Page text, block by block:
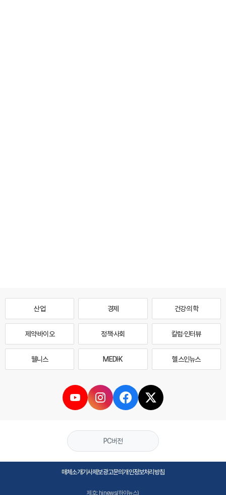
산업 경제 건강·의학
제약·바이오 정책·사회 칼럼·인터뷰
웰니스 MEDI·K 헬스인뉴스
PC버전
매체소개기사제보광고문의개인정보처리방침
제호: hinews(하이뉴스)